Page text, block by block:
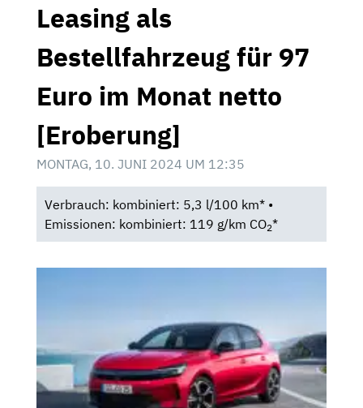
Leasing als
Bestellfahrzeug für 97
Euro im Monat netto
[Eroberung]
MONTAG, 10. JUNI 2024 UM 12:35
Verbrauch: kombiniert: 5,3 l/100 km* •
Emissionen: kombiniert: 119 g/km CO2*